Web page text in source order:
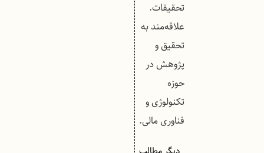
تحقیقات.
علاقه‌مند به
تحقیق و
پژوهش در
حوزه
تکنولوژی و
فناوری مالی.